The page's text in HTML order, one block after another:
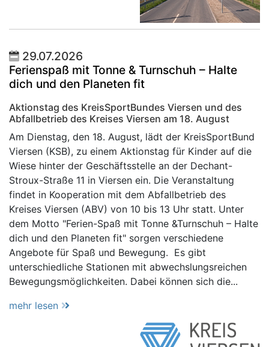
29.07.2026
Ferienspaß mit Tonne & Turnschuh – Halte
dich und den Planeten fit
Aktionstag des KreisSportBundes Viersen und des
Abfallbetrieb des Kreises Viersen am 18. August
Am Dienstag, den 18. August, lädt der KreisSportBund
Viersen (KSB), zu einem Aktionstag für Kinder auf die
Wiese hinter der Geschäftsstelle an der Dechant-
Stroux-Straße 11 in Viersen ein. Die Veranstaltung
findet in Kooperation mit dem Abfallbetrieb des
Kreises Viersen (ABV) von 10 bis 13 Uhr statt. Unter
dem Motto "Ferien-Spaß mit Tonne &Turnschuh – Halte
dich und den Planeten fit" sorgen verschiedene
Angebote für Spaß und Bewegung. Es gibt
unterschiedliche Stationen mit abwechslungsreichen
Bewegungsmöglichkeiten. Dabei können sich die...
mehr lesen